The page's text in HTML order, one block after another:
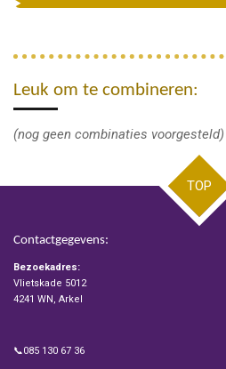
Leuk om te combineren:
(nog geen combinaties voorgesteld)
TOP
Contactgegevens:
Bezoekadres:
Vlietskade 5012
4241 WN, Arkel
📞085 130 67 36